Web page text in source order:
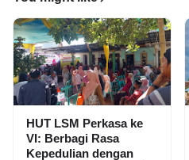
HUT LSM Perkasa ke
VI: Berbagi Rasa
Kepedulian dengan